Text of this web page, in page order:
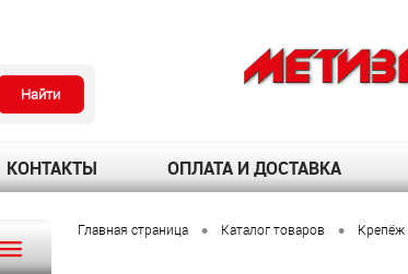
Найти
КОНТАКТЫ ОПЛАТА И ДОСТАВКА
Главная страница • Каталог товаров • Крепёж